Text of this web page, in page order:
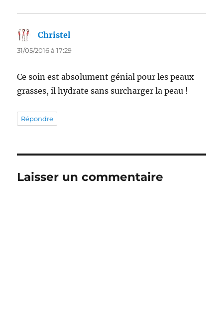
Christel
31/05/2016 à 17:29
Ce soin est absolument génial pour les peaux
grasses, il hydrate sans surcharger la peau !
Répondre
Laisser un commentaire